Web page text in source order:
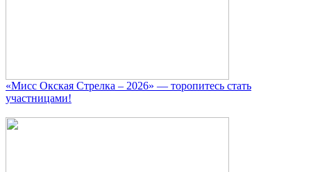
«Мисс Окская Стрелка – 2026» — торопитесь стать
участницами!